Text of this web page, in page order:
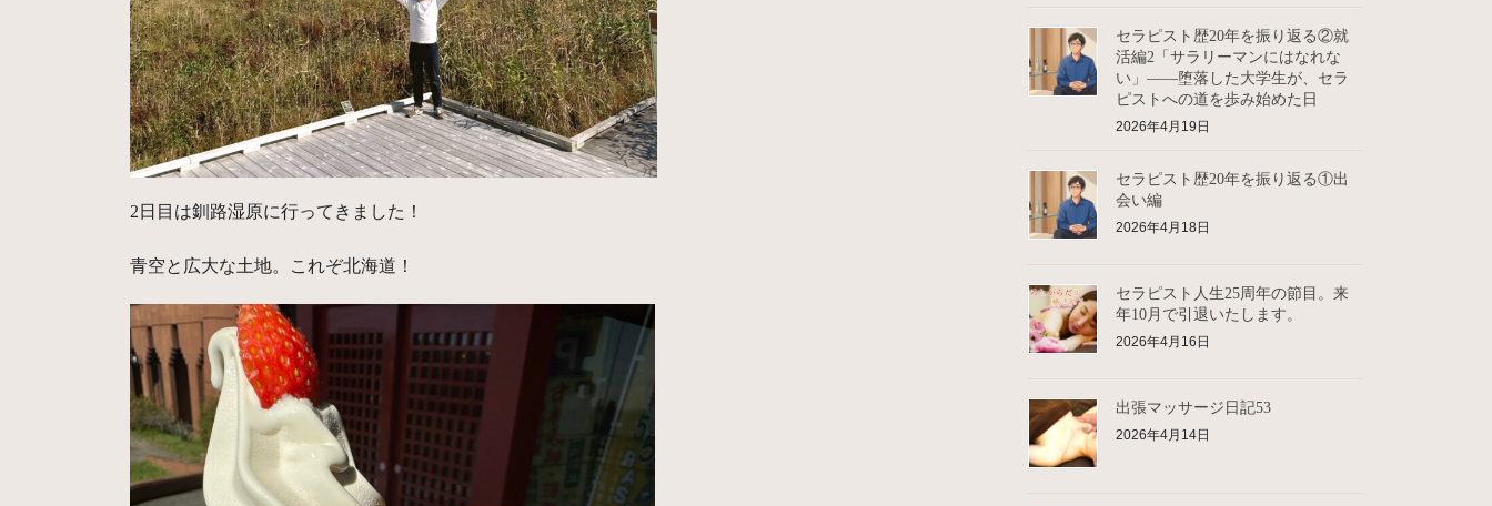
2日目は釧路湿原に行ってきました！
青空と広大な土地。これぞ北海道！
セラピスト歴20年を振り返る②就
活編2「サラリーマンにはなれな
い」――堕落した大学生が、セラ
ピストへの道を歩み始めた日
2026年4月19日
セラピスト歴20年を振り返る①出
会い編
2026年4月18日
セラピスト人生25周年の節目。来
年10月で引退いたします。
2026年4月16日
出張マッサージ日記53
2026年4月14日